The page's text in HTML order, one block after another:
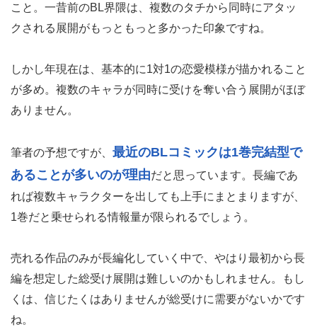
こと。一昔前のBL界隈は、複数のタチから同時にアタッ
クされる展開がもっともっと多かった印象ですね。
しかし年現在は、基本的に1対1の恋愛模様が描かれること
が多め。複数のキャラが同時に受けを奪い合う展開がほぼ
ありません。
筆者の予想ですが、 最近のBLコミックは1巻完結型で
あることが多いのが理由だと思っています。長編であ
れば複数キャラクターを出しても上手にまとまりますが、
1巻だと乗せられる情報量が限られるでしょう。
売れる作品のみが長編化していく中で、やはり最初から長
編を想定した総受け展開は難しいのかもしれません。もし
くは、信じたくはありませんが総受けに需要がないかです
ね。